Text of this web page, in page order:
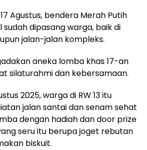
Agustus, bendera Merah Putih
dipasang warga, baik di
jalan-jalan kompleks.
aneka lomba khas 17-an
silaturahmi dan kebersamaan.
2025, warga di RW 13 itu
jalan santai dan senam sehat
dengan hadiah dan door prize
seru itu berupa joget rebutan
biskuit.